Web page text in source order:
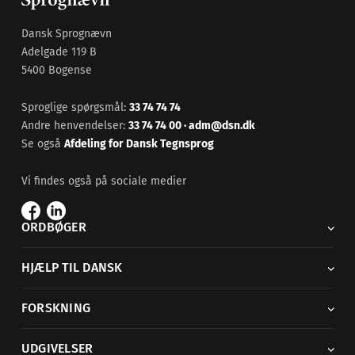
Dansk Sprognævn
Adelgade 119 B
5400 Bogense
Sproglige spørgsmål: 33 74 74 74
Andre henvendelser: 33 74 74 00·adm@dsn.dk
Se også Afdeling for Dansk Tegnsprog
Vi findes også på sociale medier
ORDBØGER
HJÆLP TIL DANSK
FORSKNING
UDGIVELSER